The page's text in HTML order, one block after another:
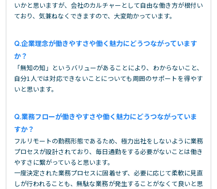
いかと思いますが、会社のカルチャーとして自由な働き方が根付い
ており、気兼ねなくできますので、大変助かっています。
企業理念が働きやすさや働く魅力にどうつながっています
か？
「無知の知」というバリューがあることにより、わからないこと、
自分1人では対応できないことについても周囲のサポートを得やす
いと思います。
業務フローが働きやすさや働く魅力にどうつながっていま
すか？
フルリモートの勤務形態であるため、極力出社をしないように業務
プロセスが設計されており、毎日通勤をする必要がないことは働き
やすさに繋がっていると思います。
一度決定された業務プロセスに固着せず、必要に応じて柔軟に見直
しが行われることも、無駄な業務が発生することがなくて良いと思